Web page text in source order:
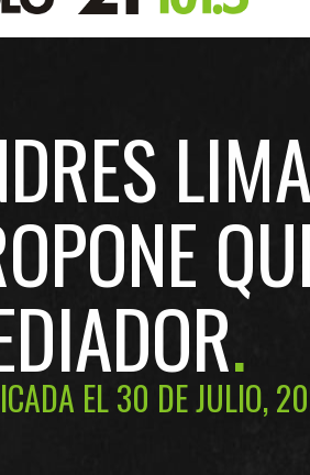
EL 30 DE JULIO,